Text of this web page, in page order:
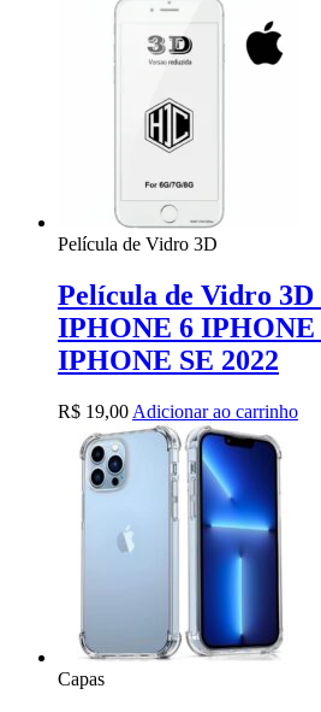
Película de Vidro 3D
Película de Vidro
IPHONE 6
IPHONE SE 2022
R$ 19,00 Adicionar ao carrinho
Capas